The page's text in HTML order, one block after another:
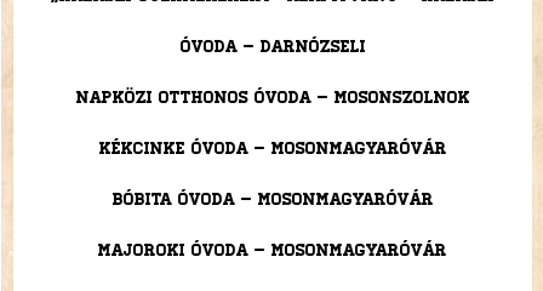
Óvoda – Darnózseli
Napközi Otthonos Óvoda – Mosonszolnok
Kékcinke Óvoda – Mosonmagyaróvár
Bóbita Óvoda – Mosonmagyaróvár
Majoroki Óvoda – Mosonmagyaróvár